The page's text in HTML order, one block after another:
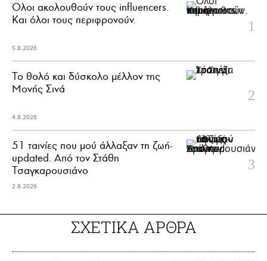
Όλοι ακολουθούν τους influencers.
Και όλοι τους περιφρονούν.
5.8.2026
Το θολό και δύσκολο μέλλον της
Μονής Σινά
4.8.2026
51 ταινίες που μού άλλαξαν τη ζωή-
updated. Aπό τον Στάθη
Τσαγκαρουσιάνο
2.8.2026
ΣΧΕΤΙΚΑ ΑΡΘΡΑ